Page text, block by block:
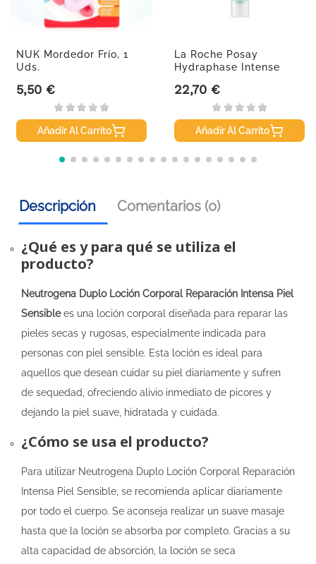
NUK Mordedor Frío, 1
Uds.
Precio
5,50 €
Añadir Al Carrito
La Roche Posay
Hydraphase Intense
Precio
22,70 €
Añadir Al Carrito
Descripción Comentarios (0)
¿Qué es y para qué se utiliza el
producto?
Neutrogena Duplo Loción Corporal Reparación Intensa Piel
Sensiblees una loción corporal diseñada para reparar las
pieles secas y rugosas, especialmente indicada para
personas con piel sensible. Esta loción es ideal para
aquellos que desean cuidar su piel diariamente y sufren
de sequedad, ofreciendo alivio inmediato de picores y
dejando la piel suave, hidratada y cuidada.
¿Cómo se usa el producto?
Para utilizar Neutrogena Duplo Loción Corporal Reparación
Intensa Piel Sensible, se recomienda aplicar diariamente
por todo el cuerpo. Se aconseja realizar un suave masaje
hasta que la loción se absorba por completo. Gracias a su
alta capacidad de absorción, la loción se seca